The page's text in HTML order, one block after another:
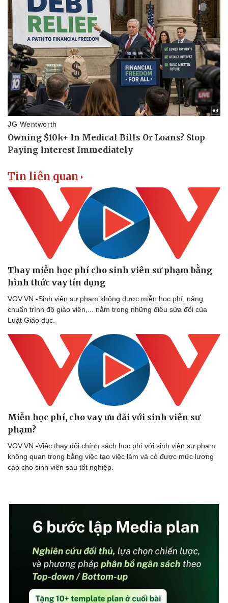
Sức khỏe
Dinh dưỡng - món ngon
Cây thuốc
Sản phụ khoa
Nam khoa
Làm đẹp - giảm cân
Phòng mạch online
Ăn sạch sống khỏe
Nhà đẹp
Blog
Tin liên quan
Thay miễn học phí cho sinh viên sư phạm bằng
hình thức vay tín dụng
VOV.VN -Sinh viên sư phạm không được miễn học phí, nâng
chuẩn trình độ giáo viên,... nằm trong những điều sửa đổi của
Luật Giáo dục.
Miễn học phí, cho vay ưu đãi với sinh viên sư
phạm?
VOV.VN -Việc thay đổi chính sách học phí với sinh viên sư phạm
không quan trọng bằng việc tạo việc làm và có được mức lương
cao cho sinh viên sau tốt nghiệp.